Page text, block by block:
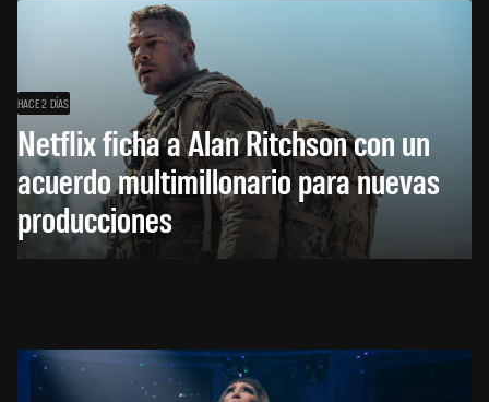
HACE 2 DÍAS
Netflix ficha a Alan Ritchson con un
acuerdo multimillonario para nuevas
producciones